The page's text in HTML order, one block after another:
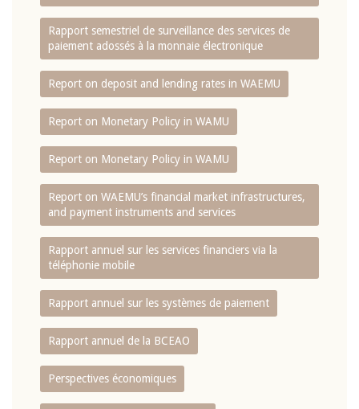
Rapport semestriel de surveillance des services de
paiement adossés à la monnaie électronique
Report on deposit and lending rates in WAEMU
Report on Monetary Policy in WAMU
Report on Monetary Policy in WAMU
Report on WAEMU’s financial market infrastructures,
and payment instruments and services
Rapport annuel sur les services financiers via la
téléphonie mobile
Rapport annuel sur les systèmes de paiement
Rapport annuel de la BCEAO
Perspectives économiques